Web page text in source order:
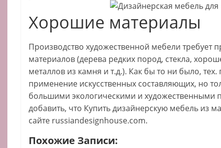
Хорошие материалы
Производство художественной мебели требует
материалов (дерева редких пород, стекла,
металлов из камня и т.д.). Как бы то ни было, тех.
применение искусственных составляющих, но
большими экологическими и художественными
добавить, что Купить дизайнерскую мебель из
сайте russiandesignhouse.com.
Похожие Записи: